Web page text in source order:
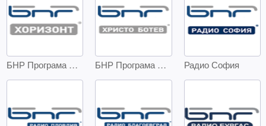
БНР Програма Хоризонт БНР Програма Христо Ботев Радио София